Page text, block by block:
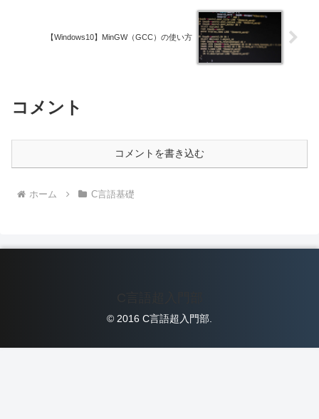
【Windows10】MinGW（GCC）の使い方
コメント
コメントを書き込む
ホーム C言語基礎
© 2016 C言語超入門部.